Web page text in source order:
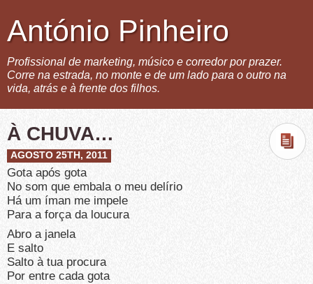
António Pinheiro
Profissional de marketing, músico e corredor por prazer.
Corre na estrada, no monte e de um lado para o outro na
vida, atrás e à frente dos filhos.
À CHUVA…
AGOSTO 25TH, 2011
Gota após gota
No som que embala o meu delírio
Há um íman me impele
Para a força da loucura
Abro a janela
E salto
Salto à tua procura
Por entre cada gota